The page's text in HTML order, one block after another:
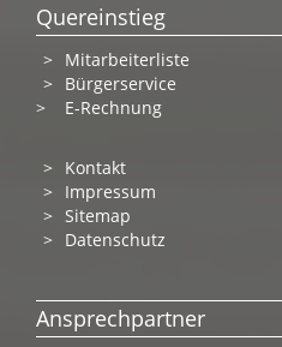
Quereinstieg
Mitarbeiterliste
Bürgerservice
> E-Rechnung
Kontakt
Impressum
Sitemap
Datenschutz
Ansprechpartner